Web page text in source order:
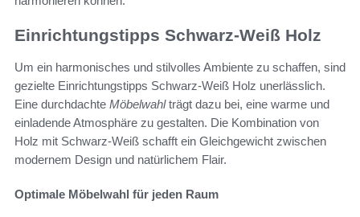
Einrichtungstipps Schwarz-Weiß Holz
Um ein harmonisches und stilvolles Ambiente zu schaffen, sind
gezielte Einrichtungstipps Schwarz-Weiß Holz unerlässlich.
Eine durchdachte Möbelwahlträgt dazu bei, eine warme und
einladende Atmosphäre zu gestalten. Die Kombination von
Holz mit Schwarz-Weiß schafft ein Gleichgewicht zwischen
modernem Design und natürlichem Flair.
Optimale Möbelwahl für jeden Raum